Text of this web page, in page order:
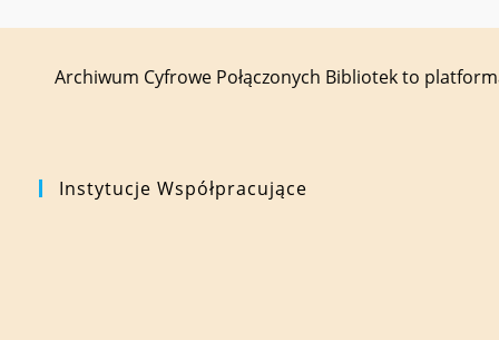
Archiwum Cyfrowe Połączonych Bibliotek to
Instytucje Współpracujące